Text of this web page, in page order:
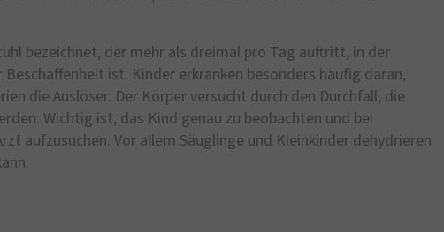
bezeichnet, der mehr als dreimal pro Tag auftritt, in der
ist. Kinder erkranken besonders häufig daran,
die Auslöser. Der Körper versucht durch den Durchfall, die
Wichtig ist, das Kind genau zu beobachten und bei
aufzusuchen. Vor allem Säuglinge und Kleinkinder dehydrieren